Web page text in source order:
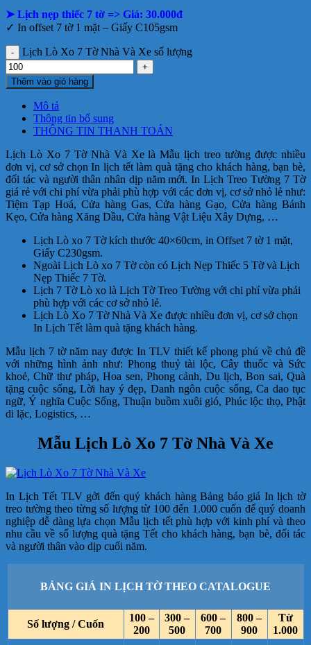
➤ Lịch nẹp thiếc 7 tờ => Giá: 30.000đ
✓ In offset 7 tờ 1 mặt – Giấy C105gsm
Lịch Lò Xo 7 Tờ Nhà Và Xe số lượng
Thêm vào giỏ hàng
Mô tả
Thông tin bổ sung
THÔNG TIN THANH TOÁN
Lịch Lò Xo 7 Tờ Nhà Và Xe là Mẫu lịch treo tường được nhiều
đơn vị, cơ sở chọn In lịch tết làm quà tặng cho khách hàng, bạn bè,
đối tác và người thân nhân dịp năm mới. In Lịch Treo Tường 7 Tờ
giá rẻ với chi phí vừa phải phù hợp với các đơn vị, cơ sở nhỏ lẻ như:
Tiệm Tạp Hoá, Cửa hàng Gas, Cửa hàng Gạo, Cửa hàng Bánh
Kẹo, Cửa hàng Xăng Dầu, Cửa hàng Vật Liệu Xây Dựng, …
Lịch Lò xo 7 Tờ kích thước 40×60cm, in Offset 7 tờ 1 mặt,
Giấy C230gsm.
Ngoài Lịch Lò xo 7 Tờ còn có Lịch Nẹp Thiếc 5 Tờ và Lịch
Nẹp Thiếc 7 Tờ.
Lịch 7 Tờ Lò xo là Lịch Tờ Treo Tường với chi phí vừa phải
phù hợp với các cơ sở nhỏ lẻ.
Lịch Lò Xo 7 Tờ Nhà Và Xe được nhiều đơn vị, cơ sở chọn
In Lịch Tết làm quà tặng khách hàng.
Mẫu lịch 7 tờ năm nay được In TLV thiết kế phong phú về chủ đề
với những hình ảnh như: Phong thuỷ tài lộc, Cây thuốc và Sức
khoẻ, Chữ thư pháp, Hoa sen, Phong cảnh, Du lịch, Bon sai, Quà
tặng cuộc sống, Lời hay ý đẹp, Danh ngôn cuộc sống, Ca dao tục
ngữ, Ý nghĩa Cuộc Sống, Thuận buồm xuôi gió, Phúc lộc thọ, Phật
di lặc, Logistics, …
Mẫu Lịch Lò Xo 7 Tờ Nhà Và Xe
In Lịch Tết TLV gởi đến quý khách hàng Bảng báo giá In lịch tờ
treo tường theo từng số lượng từ 100 đến 1.000 cuốn để quý doanh
nghiệp dễ dàng lựa chọn Mẫu lịch tết phù hợp với kinh phí và theo
nhu cầu về số lượng quà tặng Tết cho khách hàng, bạn bè, đối tác
và người thân vào dịp cuối năm.
BẢNG GIÁ IN LỊCH TỜ THEO CATALOGUE
Số lượng / Cuốn
100 –
200
300 –
500
600 –
700
800 –
900
Từ
1.000